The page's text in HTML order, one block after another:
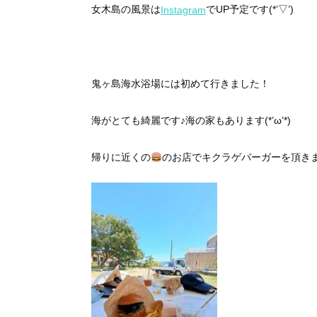
女木島の風景はInstagramでUP予定です(*’▽’)
鬼ヶ島海水浴場には初めて行きました！
海がとても綺麗です♪海の家もあります(*’ω’*)
帰りに近くの のお店でキクラゲバーガーを頂き